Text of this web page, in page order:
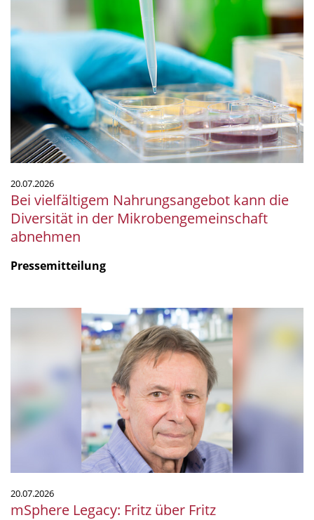
vielfältigem
Nahrungsangebot
kann
die
Diversität
in
der
Mikrobengemeinschaft
abnehmen
20.07.2026
Bei vielfältigem Nahrungsangebot kann die
Diversität in der Mikrobengemeinschaft
abnehmen
Pressemitteilung
Fritz
20.07.2026
mSphere Legacy: Fritz über Fritz